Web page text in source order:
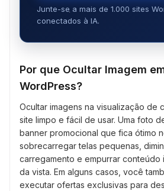
Junte-se a mais de 1.000 sites
conectados à IA.
Por que Ocultar Imagem
WordPress?
Ocultar imagens na visualização de
site limpo e fácil de usar. Uma foto
banner promocional que fica ótimo
sobrecarregar telas pequenas,
carregamento e empurrar conteúdo
da vista. Em alguns casos, você
executar ofertas exclusivas para